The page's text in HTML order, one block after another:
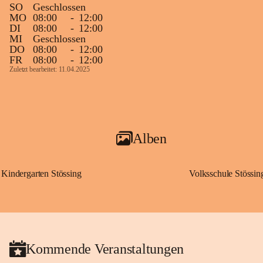
SO
Geschlossen
MO 08:00 - 12:00
DI
08:00 - 12:00
MI
Geschlossen
DO
08:00 - 12:00
FR
08:00 - 12:00
Zuletzt bearbeitet: 11.04.2025
Alben
Kindergarten Stössing Volksschule
Kommende Veranstaltungen